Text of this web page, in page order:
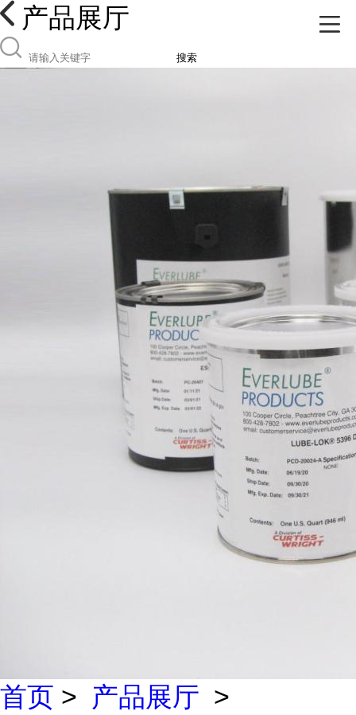
产品展厅
搜索
首页 > 产品展厅 >